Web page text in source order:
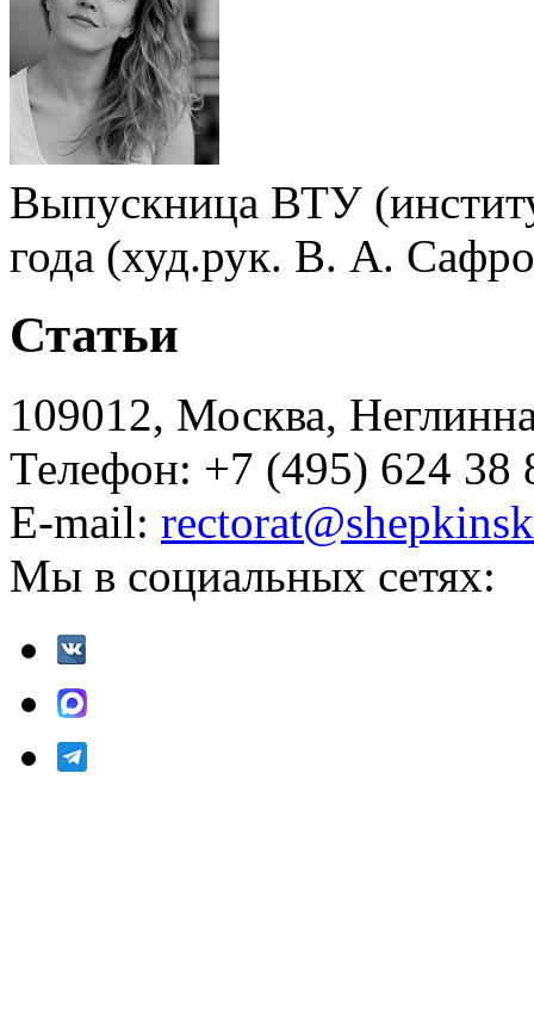
Выпускница ВТУ
года (худ.рук. В. А.
Статьи
109012, Москва,
Телефон: +7 (495) 624 38
E-mail:
Мы в социальных сетях: